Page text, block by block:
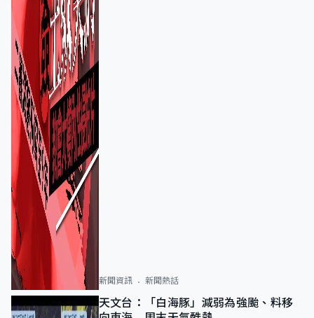
新聞資訊 新聞熱話
天文台：「白海豚」減弱為強颱、料移